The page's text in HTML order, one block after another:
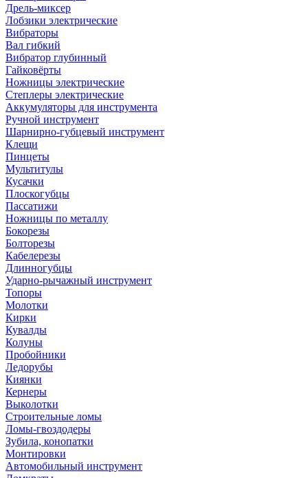
Дрель-миксер
Лобзики электрические
Вибраторы
Вал гибкий
Вибратор глубинный
Гайковёрты
Ножницы электрические
Степлеры электрические
Аккумуляторы для инструмента
Ручной инструмент
Шарнирно-губцевый инструмент
Клещи
Пинцеты
Мультитулы
Кусачки
Плоскогубцы
Пассатижи
Ножницы по металлу
Бокорезы
Болторезы
Кабелерезы
Длинногубцы
Ударно-рычажный инструмент
Топоры
Молотки
Кирки
Кувалды
Колуны
Пробойники
Ледорубы
Киянки
Кернеры
Выколотки
Строительные ломы
Ломы-гвоздодеры
Зубила, конопатки
Монтировки
Автомобильный инструмент